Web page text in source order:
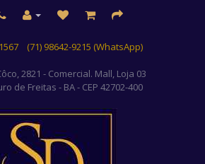
(71) 98642-9215 (WhatsApp)
2821 - Comercial. Mall, Loja 03
de Freitas - BA - CEP 42702-400